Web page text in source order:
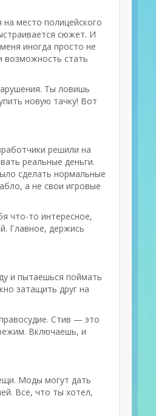
место полицейского
сюжет. И
иногда просто не
возможность стать
Ты ловишь
новую тачку! Вот
решили на
реальные деньги.
сделать нормальные
а не свои игровые
что-то интересное,
Главное, держись
и пытаешься поймать
затащить друг на
Стив — это
Включаешь, и
Моды могут дать
Все, что ты хотел,